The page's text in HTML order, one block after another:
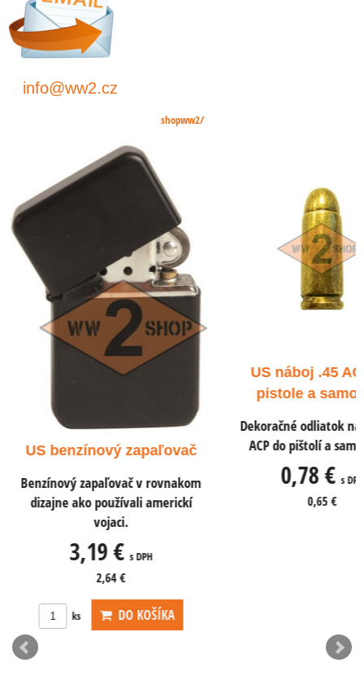
info@ww2.cz
shopww2/
US benzínový zapaľovač
Benzínový zapaľovač v rovnakom
dizajne ako používali americkí
vojaci.
3,19 € s DPH
2,64 €
ks DO KOŠÍKA
US náboj .45
pistole a
Dekoračné odliatok
ACP do pištolí a
0,78 € s DPH
0,65 €